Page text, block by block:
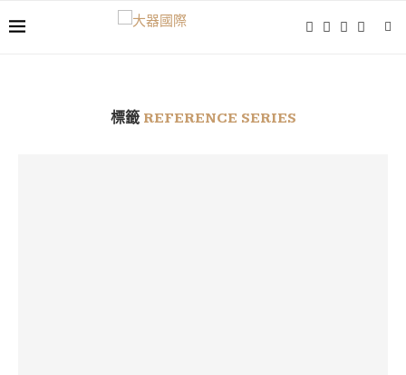
標籤 REFERENCE SERIES